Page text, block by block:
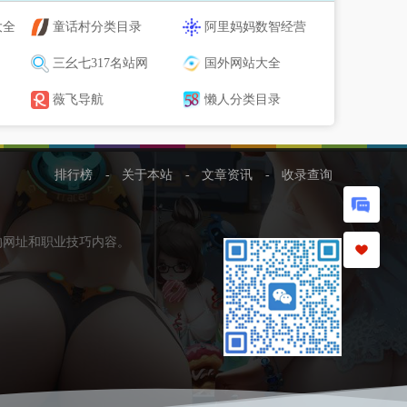
童话村分类目录 阿里妈妈数智经营
三幺七317名站网 国外网站大全
薇飞导航 懒人分类目录
排行榜 - 关于本站 - 文章资讯 - 收录查询
址和职业技巧内容。